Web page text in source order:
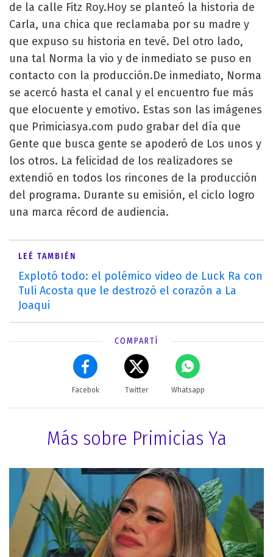
de la calle Fitz Roy.Hoy se planteó la historia de
Carla, una chica que reclamaba por su madre y
que expuso su historia en tevé. Del otro lado,
una tal Norma la vio y de inmediato se puso en
contacto con la producción.De inmediato, Norma
se acercó hasta el canal y el encuentro fue más
que elocuente y emotivo. Estas son las imágenes
que Primiciasya.com pudo grabar del día que
Gente que busca gente se apoderó de Los unos y
los otros. La felicidad de los realizadores se
extendió en todos los rincones de la producción
del programa. Durante su emisión, el ciclo logro
una marca récord de audiencia.
LEÉ TAMBIÉN
Explotó todo: el polémico video de Luck Ra con
Tuli Acosta que le destrozó el corazón a La
Joaqui
COMPARTÍ
Facebok Twitter Whatsapp
Más sobre Primicias Ya